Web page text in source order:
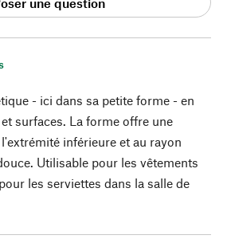
- ici dans sa petite forme - en
surfaces. La forme offre une
inférieure et au rayon
Utilisable pour les vêtements
les serviettes dans la salle de